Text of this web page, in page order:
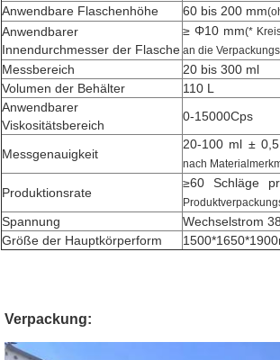
Anwendbare Flaschenhöhe
60 bis 200 mm
Anwendbarer
Innendurchmesser der Flasche
≥ Φ10 mm(*
an die
Messbereich
20 bis 300 ml
Volumen der Behälter
110 L
Anwendbarer
Viskositätsbereich
0-15000Cps
Messgenauigkeit
20-100 ml ±
nach
Produktionsrate
≥60 Schläge
Spannung
Wechselstrom
Größe der Hauptkörperform
Verpackung: